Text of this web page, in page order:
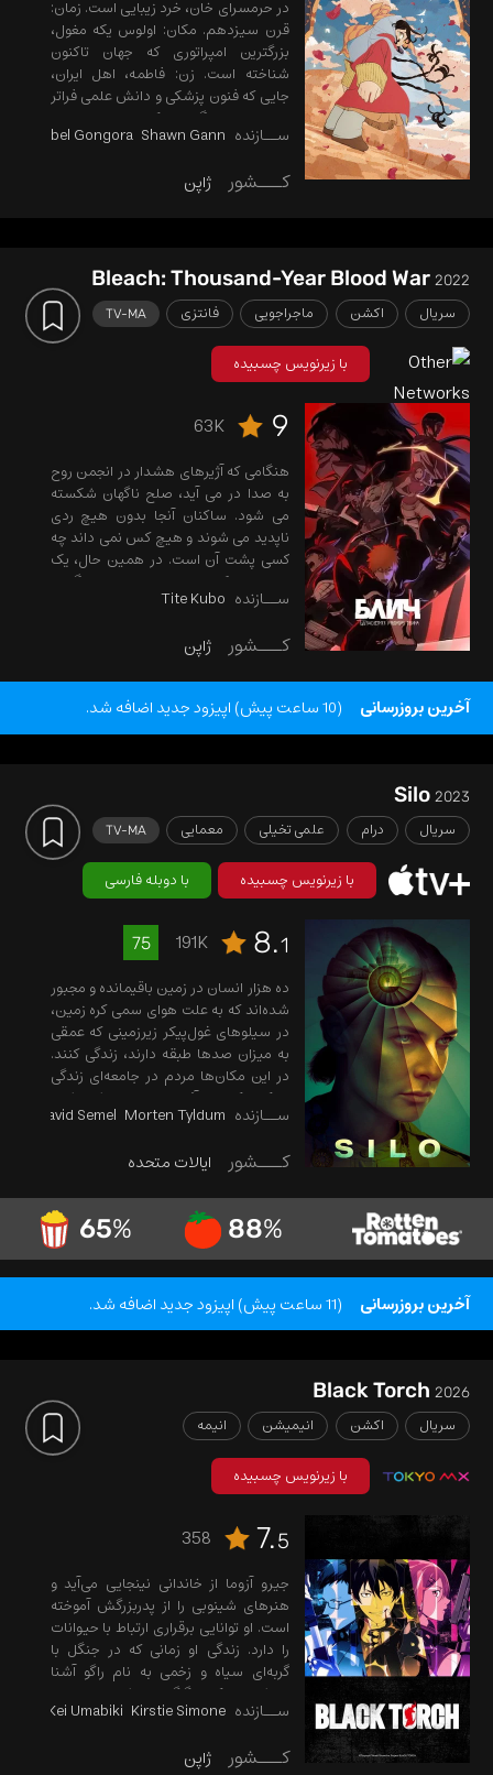
در حرمسرای خان، خرد زیبایی است. زمان:
قرن سیزدهم. مکان: اولوس یکه مغول،
بزرگترین امپراتوری که جهان تاکنون
شناخته است. زن: فاطمه، اهل ایران،
جایی که فنون پزشکی و دانش علمی فراتر
از هر زمان دیگری به کمال رسیده است.
آرزوی فاطمه ...
ســازنده Shawn Gann
Abel Gongora
کـــشور ژاپن
Bleach: Thousand-Year Blood War2022
سریال اکشن ماجراجویی فانتزی TV-MA
با زیرنویس چسبیده
9
63K
هنگامی که آژیرهای هشدار در انجمن روح
به صدا در می آید، صلح ناگهان شکسته
می شود. ساکنان آنجا بدون هیچ ردی
ناپدید می شوند و هیچ کس نمی داند چه
کسی پشت آن است. در همین حال، یک
سایه تاریک نیز به سمت ایچیگو و
دوستانش در شهر کاراکورا در حال
ســازنده Tite Kubo
کـــشور ژاپن
آخرین بروزرسانی (10 ساعت پیش) اپیزود جدید اضافه شد.
Silo2023
سریال درام علمی تخیلی معمایی TV-MA
با زیرنویس چسبیده با دوبله فارسی
8.1
191K
75
ده هزار انسان در زمین باقیمانده و مجبور
شده‌اند که به علت هوای سمی کره زمین،
در سیلو‌های غول‌پیکر زیرزمینی که عمقی
به میزان صد‌ها طبقه دارند، زندگی کنند.
در این مکان‌ها مردم در جامعه‌ای زندگی
می‌کنند که پر از آئین‌نامه‌های نوشته شده
برای محافظت از آن‌ها می‌باشد اما
سیلوها ساخته شده‌اند.
ســازنده Morten Tyldum
David Semel
کـــشور ایالات متحده
88%
65%
آخرین بروزرسانی (11 ساعت پیش) اپیزود جدید اضافه شد.
Black Torch2026
سریال اکشن انیمیشن انیمه
با زیرنویس چسبیده
7.5
358
جیرو آزوما از خاندانی نینجایی می‌آید و
هنرهای شینوبی را از پدربزرگش آموخته
است. او توانایی برقراری ارتباط با حیوانات
را دارد. زندگی او زمانی که در جنگل با
گربه‌ای سیاه و زخمی به نام راگو آشنا
می‌شود، به کلی دگرگون می‌شود ...
ســازنده Kirstie Simone
Kei Umabiki
کـــشور ژاپن